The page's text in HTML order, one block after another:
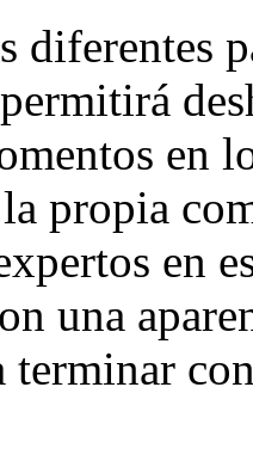
diferentes
en
propia
en
una
terminar